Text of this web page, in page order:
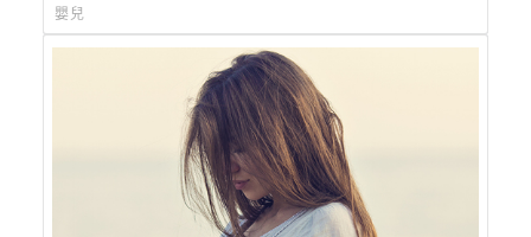
嬰兒